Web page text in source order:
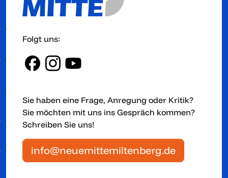
Folgt uns:
Sie haben eine Frage, Anregung oder Kritik?
Sie möchten mit uns ins Gespräch kommen?
Schreiben Sie uns!
info@neuemittemiltenberg.de